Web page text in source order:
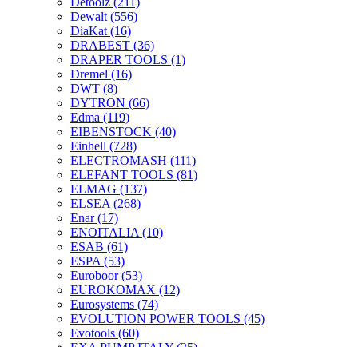
Dewalt (556)
DiaKat (16)
DRABEST (36)
DRAPER TOOLS (1)
Dremel (16)
DWT (8)
DYTRON (66)
Edma (119)
EIBENSTOCK (40)
Einhell (728)
ELECTROMASH (111)
ELEFANT TOOLS (81)
ELMAG (137)
ELSEA (268)
Enar(17)
ENOITALIA (10)
ESAB (61)
ESPA (53)
Euroboor(53)
EUROKOMAX (12)
Eurosystems (74)
EVOLUTION POWER TOOLS (45)
Evotools (60)